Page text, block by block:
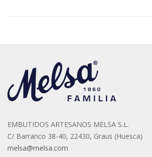
EMBUTIDOS ARTESANOS MELSA S.L.
C/ Barranco 38-40, 22430, Graus (Huesca)
melsa@melsa.com